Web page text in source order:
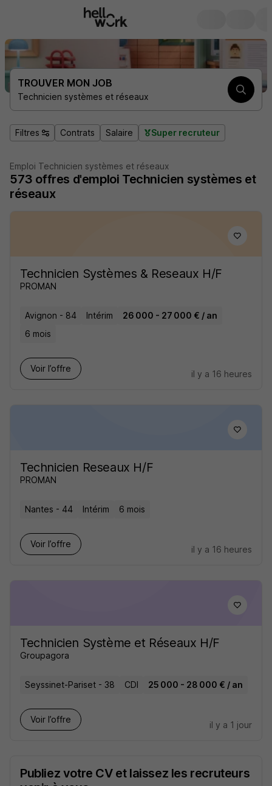
TROUVER MON JOB
Technicien systèmes et réseaux
Filtres Contrats Salaire Super recruteur
Emploi Technicien systèmes et réseaux
573 offres d'emploi Technicien systèmes et
réseaux
Technicien Systèmes & Reseaux H/F
PROMAN
Avignon - 84 Intérim
26 000 - 27 000 € / an
6 mois
Voir l’offre
il y a 16 heures
Technicien Reseaux H/F
PROMAN
Nantes - 44 Intérim 6 mois
Voir l’offre
il y a 16 heures
Technicien Système et Réseaux H/F
Groupagora
Seyssinet-Pariset - 38 CDI 25 000 - 28 000 € / an
Voir l’offre
il y a 1 jour
Publiez votre CV et laissez les recruteurs